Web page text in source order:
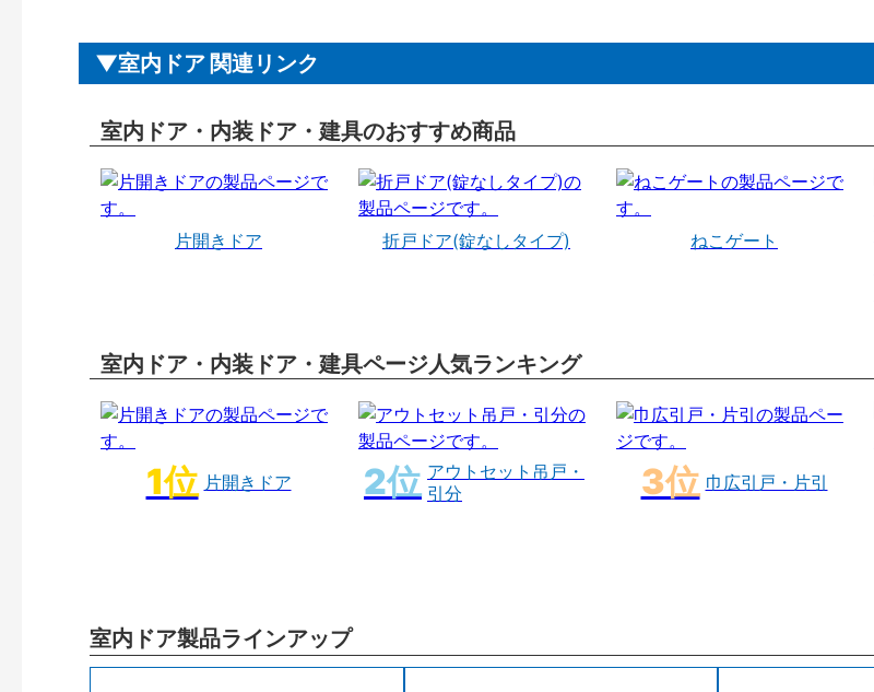
室内ドア 関連リンク
室内ドア・内装ドア・建具のおすすめ商品
片開きドア 折戸ドア(錠なしタイプ)
ねこゲート
室内ドア・内装ドア・建具ページ人気ランキング
片開きドア
アウトセット吊戸・
引分
巾広引戸・片引
室内ドア製品ラインアップ